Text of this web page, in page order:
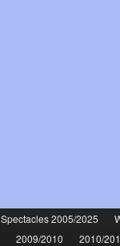
Spectacles 2005/2025
2009/2010 2010/